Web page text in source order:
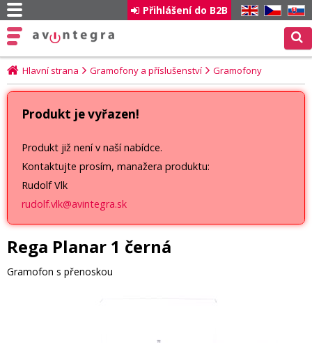
EN CZ SK
Přihlášení do B2B
Hlavní strana Gramofony a příslušenství Gramofony
Produkt je vyřazen!
Produkt již není v naší nabídce.
Kontaktujte prosím, manažera produktu:
Rudolf Vlk
rudolf.vlk@avintegra.sk
Rega Planar 1 černá
Gramofon s přenoskou